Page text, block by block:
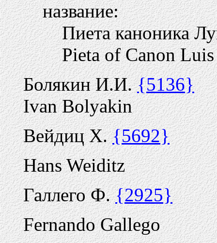
название:
Пиета каноника
Pieta of Canon
Болякин И.И.{5136}
Ivan Bolyakin
Вейдиц Х.{5692}
Hans Weiditz
Галлего Ф.{2925}
Fernando Gallego